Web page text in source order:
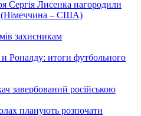
Сергія Лисенка нагородили
(Німеччина – США)
захисникам
Роналду: итоги футбольного
завербований російською
планують розпочати